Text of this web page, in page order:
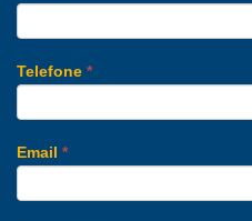
Telefone *
Email *